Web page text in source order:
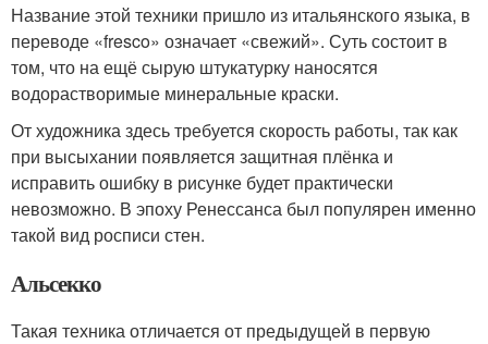
Название этой техники пришло из итальянского языка, в
переводе «fresco» означает «свежий». Суть состоит в
том, что на ещё сырую штукатурку наносятся
водорастворимые минеральные краски.
От художника здесь требуется скорость работы, так как
при высыхании появляется защитная плёнка и
исправить ошибку в рисунке будет практически
невозможно. В эпоху Ренессанса был популярен именно
такой вид росписи стен.
Альсекко
Такая техника отличается от предыдущей в первую